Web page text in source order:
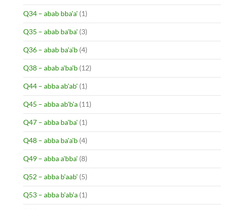
Q34 – abab bba'a' (1)
Q35 – abab ba'ba' (3)
Q36 – abab ba'a'b (4)
Q38 – abab a'ba'b (12)
Q44 – abba ab'ab' (1)
Q45 – abba ab'b'a (11)
Q47 – abba ba'ba' (1)
Q48 – abba ba'a'b (4)
Q49 – abba a'bba' (8)
Q52 – abba b'aab' (5)
Q53 – abba b'ab'a (1)